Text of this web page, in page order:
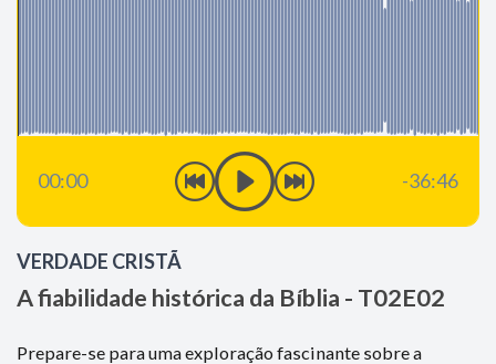
00:00 -36:46
VERDADE CRISTÃ
A fiabilidade histórica da Bíblia - T02E02
Prepare-se para uma exploração fascinante sobre a